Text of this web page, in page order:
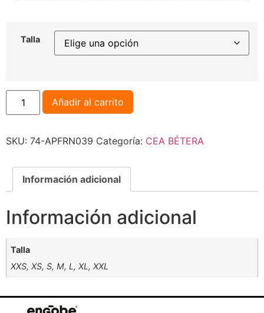
Talla
Añadir al carrito
SKU: 74-APFRN039 Categoría: CEA BÉTERA
Información adicional
Información adicional
Talla
XXS, XS, S, M, L, XL, XXL